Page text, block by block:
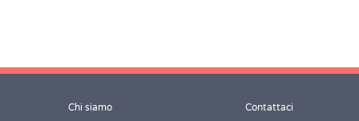
Chi siamo Contattaci